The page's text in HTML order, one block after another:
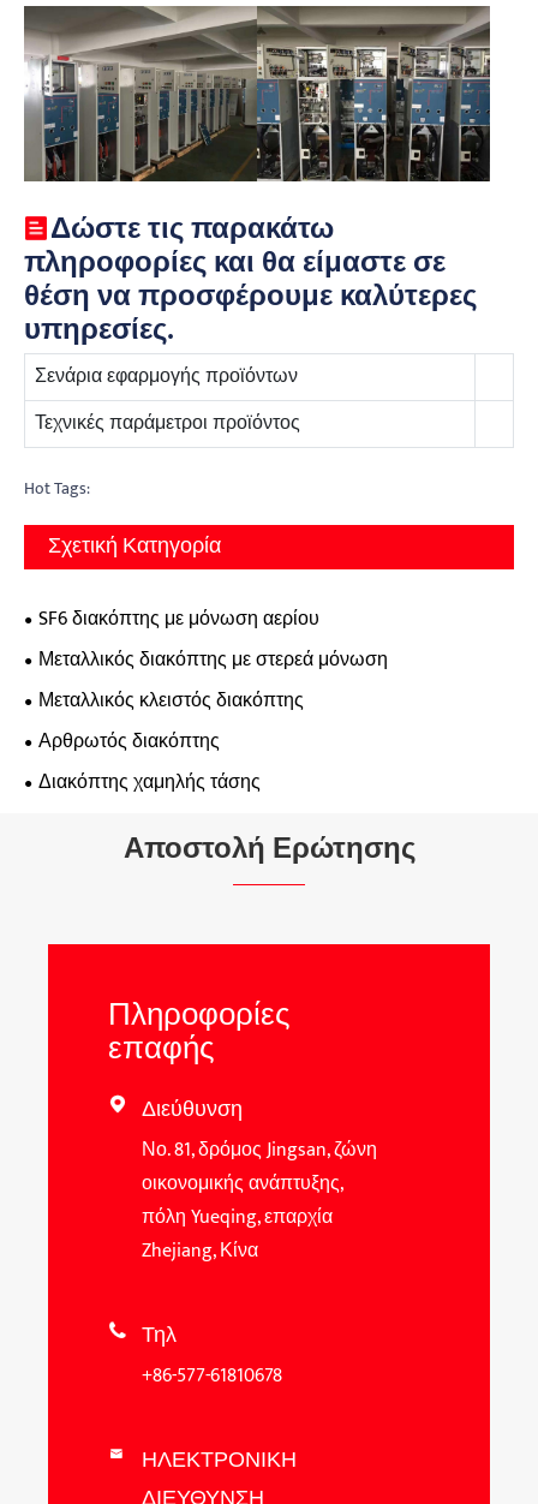
Δώστε τις παρακάτω
πληροφορίες και θα είμαστε σε
θέση να προσφέρουμε καλύτερες
υπηρεσίες.
Σενάρια εφαρμογής προϊόντων
Τεχνικές παράμετροι προϊόντος
Hot Tags:
Σχετική Κατηγορία
SF6 διακόπτης με μόνωση αερίου
Μεταλλικός διακόπτης με στερεά μόνωση
Μεταλλικός κλειστός διακόπτης
Αρθρωτός διακόπτης
Διακόπτης χαμηλής τάσης
Αποστολή Ερώτησης
Πληροφορίες
επαφής
 Διεύθυνση
Νο. 81, δρόμος Jingsan, ζώνη
οικονομικής ανάπτυξης,
πόλη Yueqing, επαρχία
Zhejiang, Κίνα
 Τηλ
+86-577-61810678

ΗΛΕΚΤΡΟΝΙΚΗ